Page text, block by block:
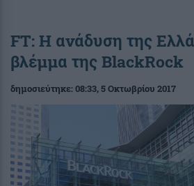
FT: Η ανάδυση της
βλέμμα της BlackRock
δημοσιεύτηκε:08:33, 5 Οκτωβρίου 2017